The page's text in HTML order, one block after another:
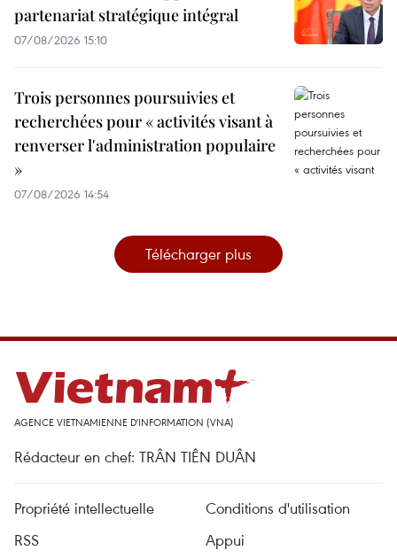
partenariat stratégique intégral
07/08/2026 15:10
Trois personnes poursuivies et
recherchées pour « activités visant à
renverser l'administration populaire
»
07/08/2026 14:54
Télécharger plus
AGENCE VIETNAMIENNE D'INFORMATION (VNA)
Rédacteur en chef: TRÂN TIÊN DUÂN
Propriété intellectuelle
Conditions d'utilisation
RSS
Appui